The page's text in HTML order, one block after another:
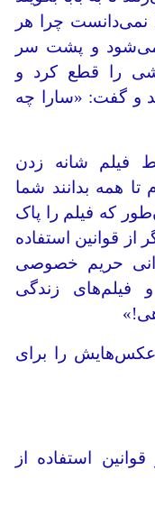
نمی‌دانست چرا هر
می‌شود و پشت سر
را قطع کرد و
و گفت: «سارا چه
فیلم شانه زدن
همه بدانند شما
که فیلم را پاک
قوانین استفاده
حریم خصوصی
زندگی
عکس‌هایش را برای
استفاده از